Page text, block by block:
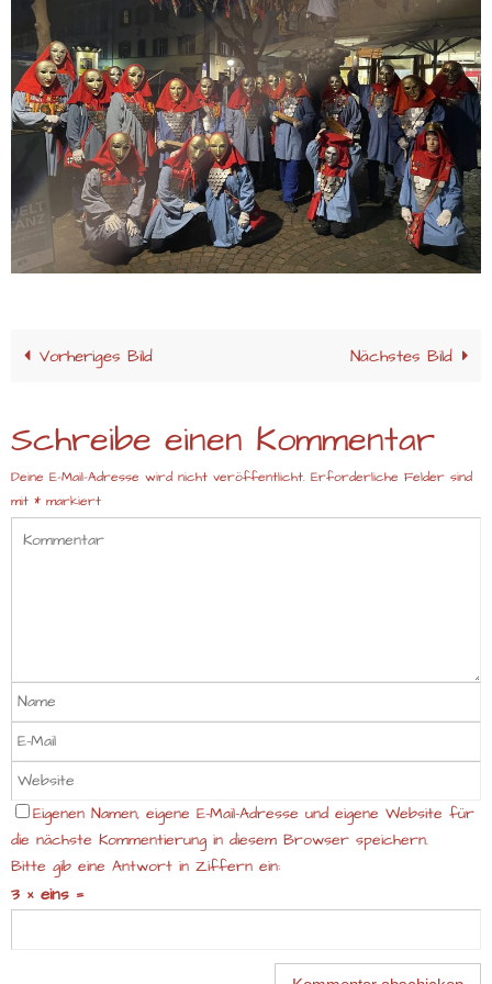
Vorheriges Bild Nächstes Bild
Schreibe einen Kommentar
Deine E-Mail-Adresse wird nicht veröffentlicht. Erforderliche Felder sind
mit * markiert
Eigenen Namen, eigene E-Mail-Adresse und eigene Website für
die nächste Kommentierung in diesem Browser speichern.
Bitte gib eine Antwort in Ziffern ein:
3 × eins =